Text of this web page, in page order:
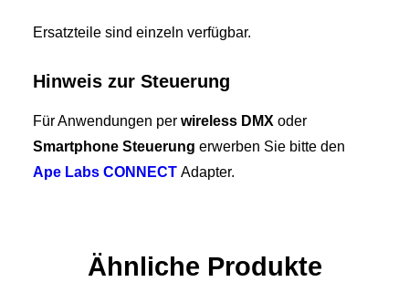
Ersatzteile sind einzeln verfügbar.
Hinweis zur Steuerung
Für Anwendungen per wireless DMX oder
Smartphone Steuerung erwerben Sie bitte den
Ape Labs CONNECT Adapter.
Ähnliche Produkte